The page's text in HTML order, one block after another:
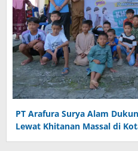
PT Arafura Surya Alam
Lewat Khitanan Massal di